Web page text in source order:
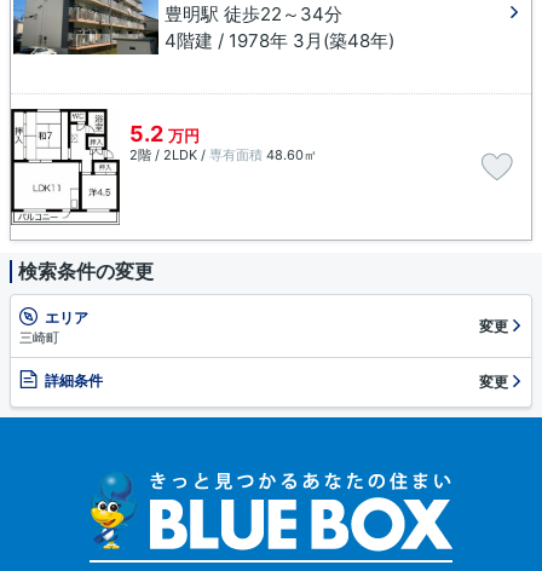
豊明駅 徒歩22～34分
4階建 / 1978年 3月(築48年)
5.2 万円
2階 / 2LDK / 専有面積 48.60㎡
検索条件の変更
エリア
三崎町
変更
詳細条件 変更